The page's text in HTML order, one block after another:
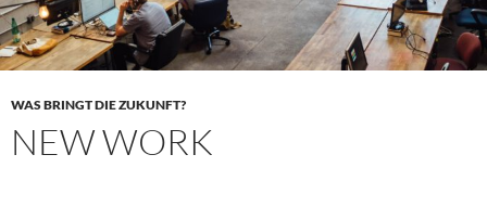
WAS BRINGT DIE ZUKUNFT?
NEW WORK